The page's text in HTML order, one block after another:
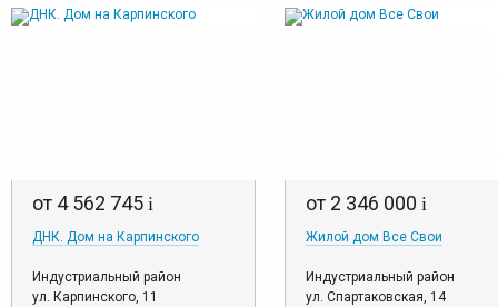
от 4 562 745 i
ДНК. Дом на Карпинского
Индустриальный район
ул. Карпинского, 11
от 2 346 000 i
Жилой дом Все Свои
Индустриальный район
ул. Спартаковская, 14